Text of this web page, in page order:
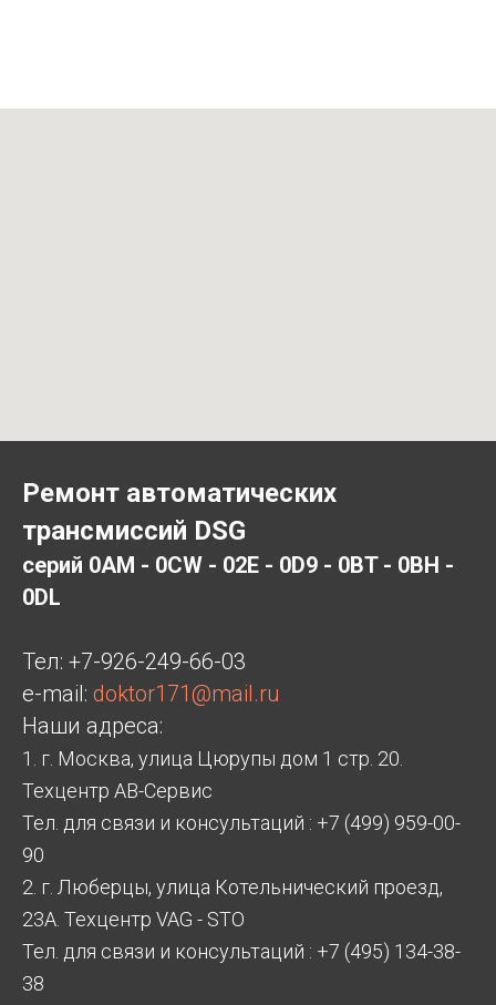
Ремонт автоматических
трансмиссий DSG
серий 0AM - 0CW - 02E - 0D9 - 0BT - 0BH -
0DL
Тел: +7-926-249-66-03
e-mail: doktor171@mail.ru
Наши адреса:
1. г. Москва, улица Цюрупы дом 1 стр. 20.
Техцентр АВ-Сервис
Тел. для связи и консультаций : +7 (499) 959-00-
90
2. г. Люберцы, улица Котельнический проезд,
23А. Техцентр VAG - STO
Тел. для связи и консультаций : +7 (495) 134-38-
38